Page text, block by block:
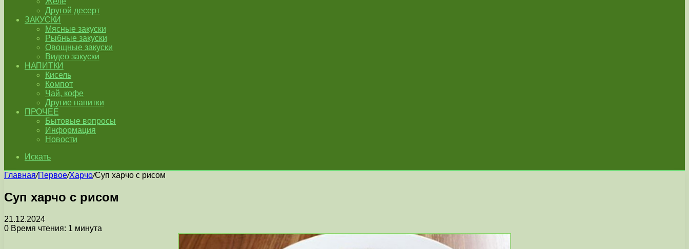
Другой десерт
ЗАКУСКИ
Мясные закуски
Рыбные закуски
Овощные закуски
Видео закуски
НАПИТКИ
Кисель
Компот
Чай, кофе
Другие напитки
ПРОЧЕЕ
Бытовые вопросы
Информация
Новости
Искать
Главная/Первое/Харчо/Суп харчо с рисом
Суп харчо с рисом
21.12.2024
0 Время чтения: 1 минута